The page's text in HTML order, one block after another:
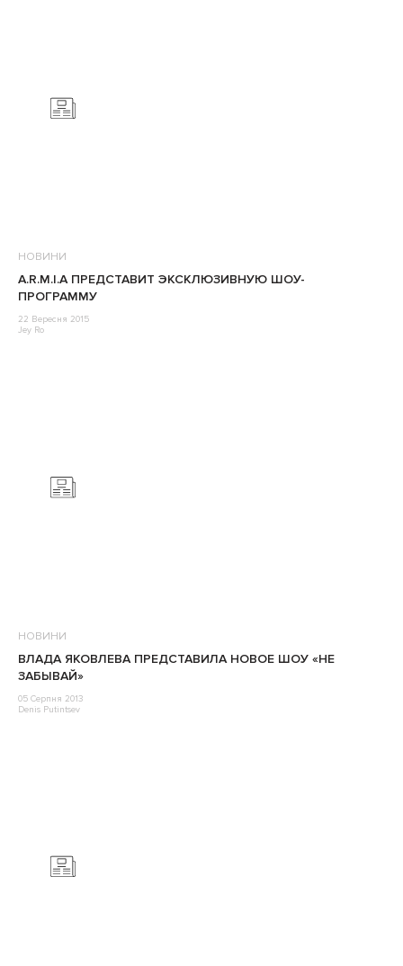
НОВИНИ
А.R.M.I.A ПРЕДСТАВИТ ЭКСКЛЮЗИВНУЮ ШОУ-
ПРОГРАММУ
22 Вересня 2015
Jey Ro
НОВИНИ
ВЛАДА ЯКОВЛЕВА ПРЕДСТАВИЛА НОВОЕ ШОУ «НЕ
ЗАБЫВАЙ»
05 Серпня 2013
Denis Putintsev